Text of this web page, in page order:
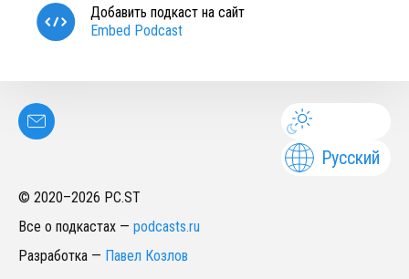
Добавить подкаст на сайт
Embed Podcast
Русский
© 2020–2026 PC.ST
Все о подкастах — podcasts.ru
Разработка — Павел Козлов